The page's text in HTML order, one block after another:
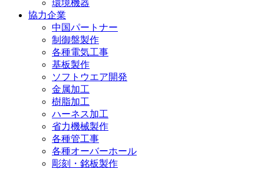
環境機器
協力企業
中国パートナー
制御盤製作
各種電気工事
基板製作
ソフトウエア開発
金属加工
樹脂加工
ハーネス加工
省力機械製作
各種管工事
各種オーバーホール
彫刻・銘板製作